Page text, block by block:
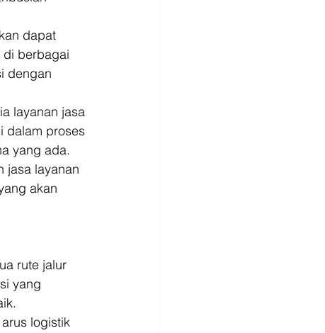
dapat
di berbagai
dengan
layanan jasa
dalam proses
yang ada.
jasa layanan
akan
rute jalur
yang
logistik